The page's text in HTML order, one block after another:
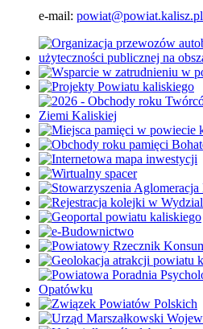
e-mail: powiat@powiat.kalisz.pl